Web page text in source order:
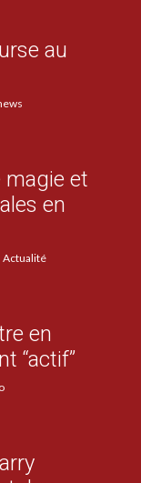
au
magie et
en
Actualité
en
“actif”